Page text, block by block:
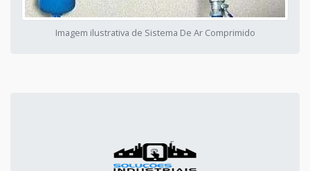
Imagem ilustrativa de Sistema De Ar Comprimido